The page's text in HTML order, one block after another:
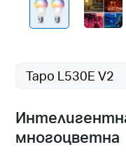
Tapo L530E V2
многоцветна